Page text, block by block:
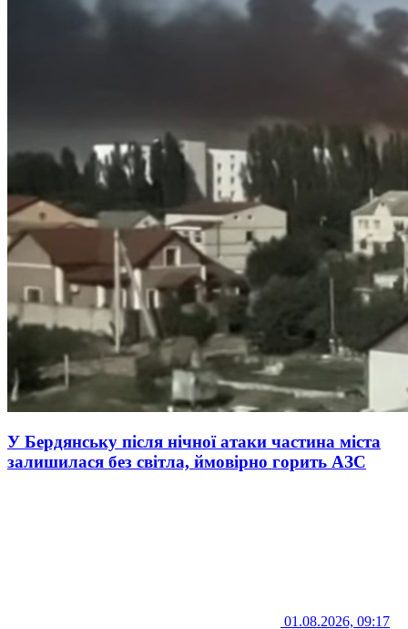
У Бердянську після нічної атаки частина міста
залишилася без світла, ймовірно горить АЗС
01.08.2026, 09:17